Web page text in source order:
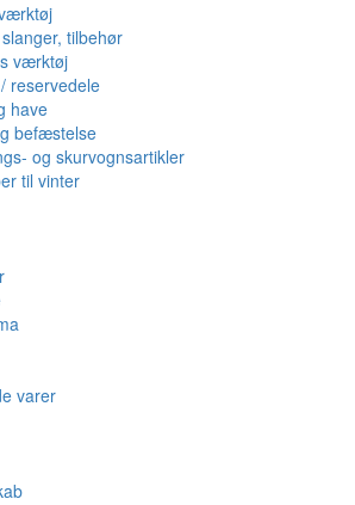
tilbehør
værktøj
reservedele
have
befæstelse
og skurvognsartikler
til vinter
varer